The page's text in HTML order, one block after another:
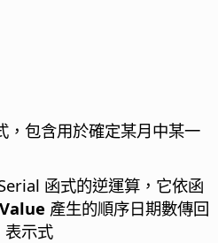
，包含用於確定某月中某一
函式的逆運算，它依函
產生的順序日期數傳回
表示式